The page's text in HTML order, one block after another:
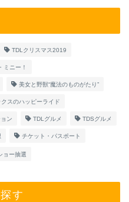
TDLクリスマス2019
ミニー！
美女と野獣“魔法のものがたり”
スのハッピーライド
ン TDLグルメ TDSグルメ
チケット・パスポート
ョー抽選
す